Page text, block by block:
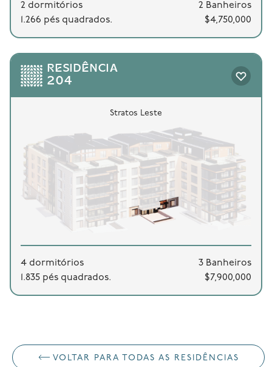
2 dormitórios
2 Banheiros
1.266 pés quadrados.
$4,750,000
RESIDÊNCIA
204
Stratos Leste
4 dormitórios
3 Banheiros
1.835 pés quadrados.
$7,900,000
VOLTAR PARA TODAS AS RESIDÊNCIAS